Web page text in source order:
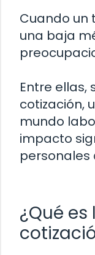
Cuando un
una baja
Entre ellas,
cotización,
mundo
impacto
personales
¿Qué